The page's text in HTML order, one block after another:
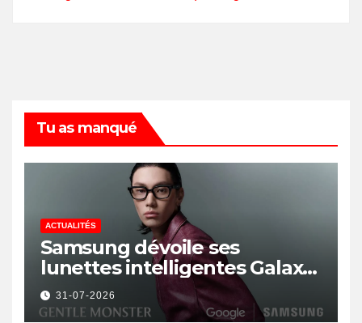
Tu as manqué
ACTUALITÉS
Samsung dévoile ses
lunettes intelligentes Galaxy
avec IA et Gemini
31-07-2026